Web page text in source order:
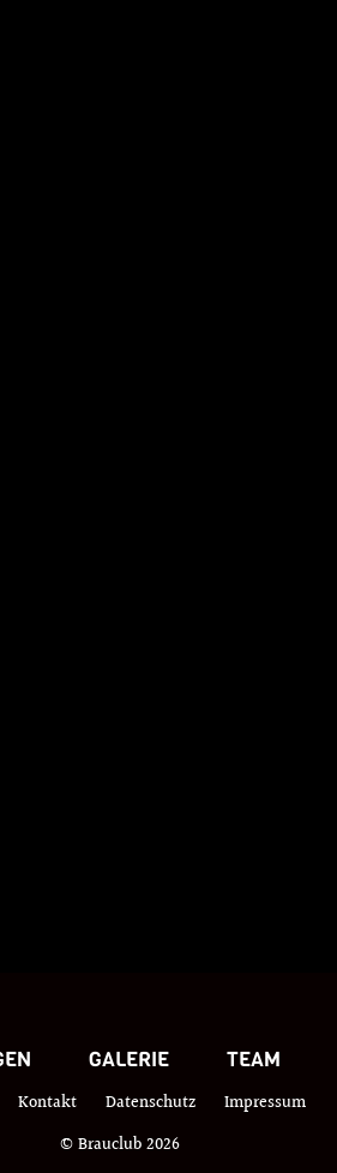
GALERIE TEAM
Kontakt Datenschutz
Impressum
© Brauclub 2026